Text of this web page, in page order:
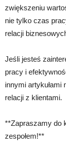
zwiększeniu
nie tylko czas
relacji
Jeśli jesteś
pracy i
innymi artykułami
relacji z klientami.
**Zapraszamy do
zespołem!**